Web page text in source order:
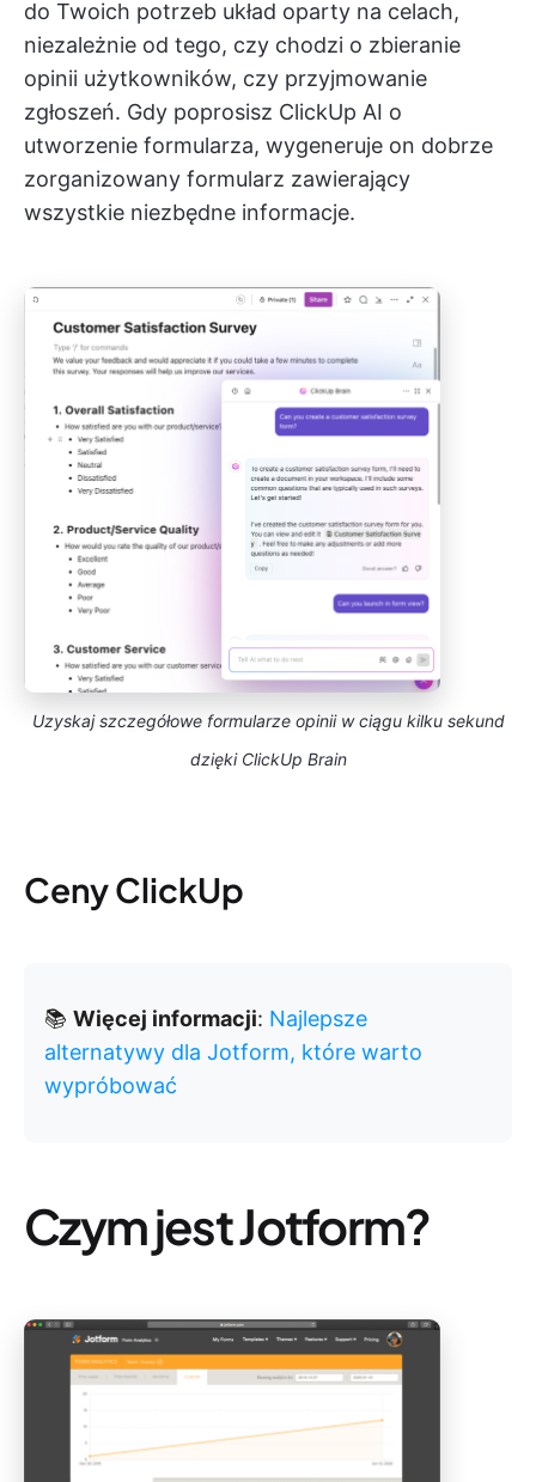
do Twoich potrzeb układ oparty na celach,
niezależnie od tego, czy chodzi o zbieranie
opinii użytkowników, czy przyjmowanie
zgłoszeń. Gdy poprosisz ClickUp AI o
utworzenie formularza, wygeneruje on dobrze
zorganizowany formularz zawierający
wszystkie niezbędne informacje.
Uzyskaj szczegółowe formularze opinii w ciągu kilku sekund
dzięki ClickUp Brain
Ceny ClickUp
📚 Więcej informacji: Najlepsze
alternatywy dla Jotform, które warto
wypróbować
Czym jest Jotform?